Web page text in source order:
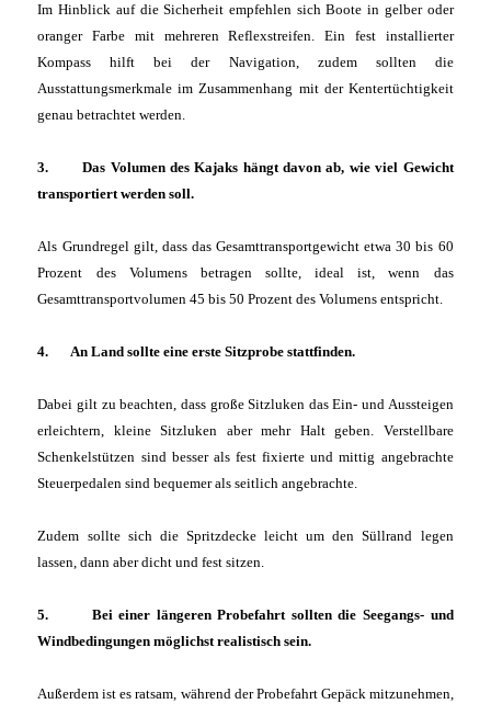
Im Hinblick auf die Sicherheit empfehlen sich Boote in gelber oder
oranger Farbe mit mehreren Reflexstreifen. Ein fest installierter
Kompass hilft bei der Navigation, zudem sollten die
Ausstattungsmerkmale im Zusammenhang mit der Kentertüchtigkeit
genau betrachtet werden.
3. Das Volumen des Kajaks hängt davon ab, wie viel Gewicht
transportiert werden soll.
Als Grundregel gilt, dass das Gesamttransportgewicht etwa 30 bis 60
Prozent des Volumens betragen sollte, ideal ist, wenn das
Gesamttransportvolumen 45 bis 50 Prozent des Volumens entspricht.
4. An Land sollte eine erste Sitzprobe stattfinden.
Dabei gilt zu beachten, dass große Sitzluken das Ein- und Aussteigen
erleichtern, kleine Sitzluken aber mehr Halt geben. Verstellbare
Schenkelstützen sind besser als fest fixierte und mittig angebrachte
Steuerpedalen sind bequemer als seitlich angebrachte.
Zudem sollte sich die Spritzdecke leicht um den Süllrand legen
lassen, dann aber dicht und fest sitzen.
5. Bei einer längeren Probefahrt sollten die Seegangs- und
Windbedingungen möglichst realistisch sein.
Außerdem ist es ratsam, während der Probefahrt Gepäck mitzunehmen,